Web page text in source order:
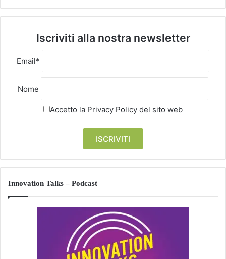
Iscriviti alla nostra newsletter
Email*
Nome
Accetto la Privacy Policy del sito web
Innovation Talks – Podcast